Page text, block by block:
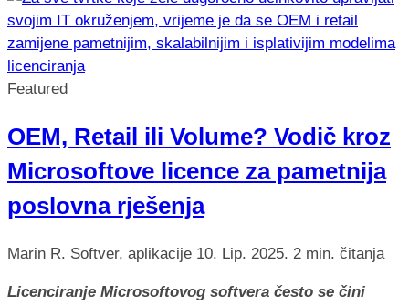
Featured
OEM, Retail ili Volume? Vodič kroz
Microsoftove licence za pametnija
poslovna rješenja
Marin R. Softver, aplikacije 10. Lip. 2025. 2 min. čitanja
Licenciranje Microsoftovog softvera često se čini